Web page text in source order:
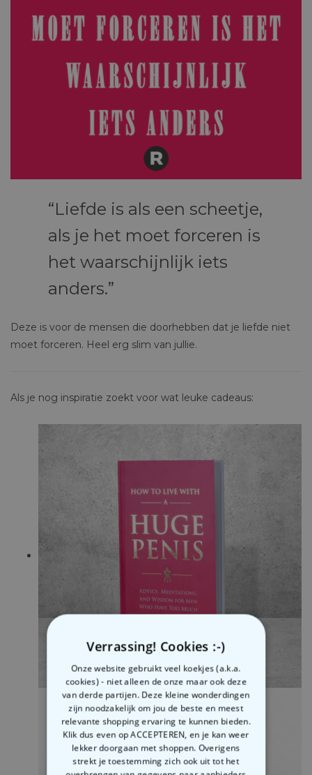
Liefde is als een scheetje,
als je het moet forceren is
het waarschijnlijk iets
anders.
Deze is voor de mensen die doorhebben dat je liefde niet
moet forceren. Heel erg slim van jullie.
Als je nog inspiratie zoekt voor wat leuke cadeaus:
Verrassing! Cookies :-)
Onze website gebruikt veel koekjes (a.k.a.
cookies) - niet alleen de onze maar ook deze
van derde partijen. Deze kleine wonderdingen
zijn noodzakelijk om jou de beste en meest
relevante shopping ervaring te kunnen bieden.
Klik dus even op ACCEPTEREN, en je kan weer
lekker doorgaan met shoppen. Overigens
strekt je toestemming zich ook uit tot het